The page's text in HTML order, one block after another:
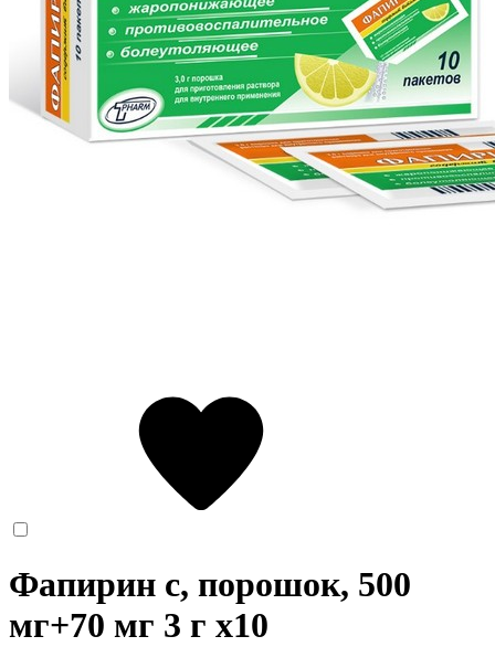
Фапирин с, порошок, 500
мг+70 мг 3 г x10